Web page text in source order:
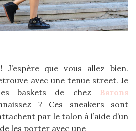
J’espère que vous allez bien.
avec une tenue street. Je
baskets de chez Barons
? Ces sneakers sont
par le talon à l’aide d’un
les porter avec une